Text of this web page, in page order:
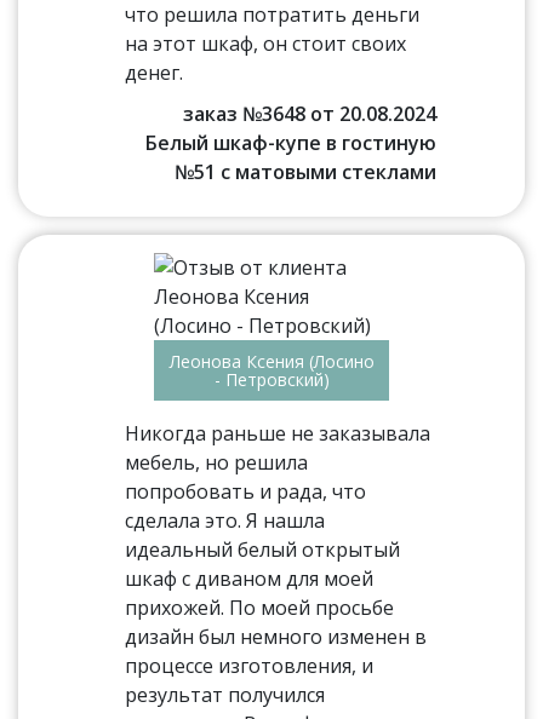
что решила потратить деньги
на этот шкаф, он стоит своих
денег.
заказ №3648 от 20.08.2024
Белый шкаф-купе в гостиную
№51 с матовыми стеклами
Леонова Ксения (Лосино
- Петровский)
Никогда раньше не заказывала
мебель, но решила
попробовать и рада, что
сделала это. Я нашла
идеальный белый открытый
шкаф с диваном для моей
прихожей. По моей просьбе
дизайн был немного изменен в
процессе изготовления, и
результат получился